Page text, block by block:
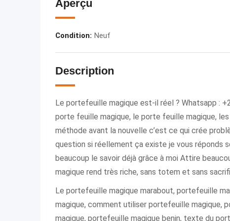
Aperçu
Condition: Neuf
Description
Le portefeuille magique est-il réel ? Whatsapp :
porte feuille magique, le porte feuille magique,
méthode avant la nouvelle c’est ce qui crée
question si réellement ça existe je vous réponds
beaucoup le savoir déjà grâce à moi Attire
magique rend très riche, sans totem et sans
Le portefeuille magique marabout, portefeuille
magique, comment utiliser portefeuille magique,
magique, portefeuille magique benin, texte du